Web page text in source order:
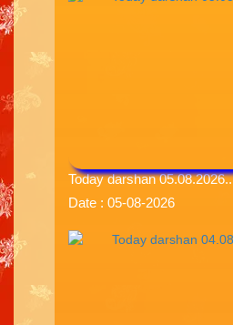
Today darshan 05.08.2026..
Date : 05-08-2026